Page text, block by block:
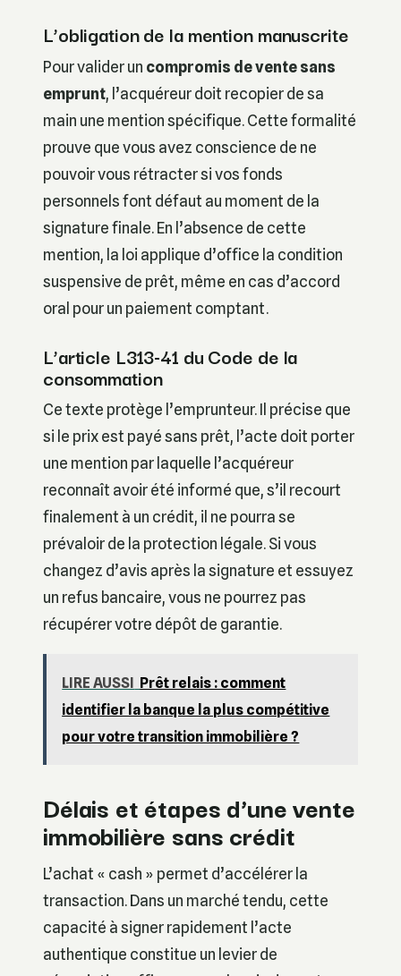
L’obligation de la mention manuscrite
Pour valider un compromis de vente sans
emprunt, l’acquéreur doit recopier de sa
main une mention spécifique. Cette formalité
prouve que vous avez conscience de ne
pouvoir vous rétracter si vos fonds
personnels font défaut au moment de la
signature finale. En l’absence de cette
mention, la loi applique d’office la condition
suspensive de prêt, même en cas d’accord
oral pour un paiement comptant.
L’article L313-41 du Code de la
consommation
Ce texte protège l’emprunteur. Il précise que
si le prix est payé sans prêt, l’acte doit porter
une mention par laquelle l’acquéreur
reconnaît avoir été informé que, s’il recourt
finalement à un crédit, il ne pourra se
prévaloir de la protection légale. Si vous
changez d’avis après la signature et essuyez
un refus bancaire, vous ne pourrez pas
récupérer votre dépôt de garantie.
LIRE AUSSI Prêt relais : comment
identifier la banque la plus compétitive
pour votre transition immobilière ?
Délais et étapes d’une vente
immobilière sans crédit
L’achat « cash » permet d’accélérer la
transaction. Dans un marché tendu, cette
capacité à signer rapidement l’acte
authentique constitue un levier de